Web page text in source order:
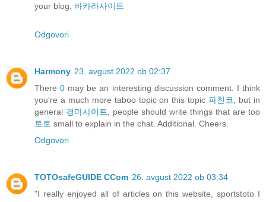
your blog. 바카라사이트
Odgovori
Harmony 23. avgust 2022 ob 02:37
There0 may be an interesting discussion comment. I think
you're a much more taboo topic on this topic파친코
, but in
general 경마사이트
, people should write things that are too
토토 small to explain in the chat. Additional. Cheers.
Odgovori
TOTOsafeGUIDE CCom 26. avgust 2022 ob 03:34
"I really enjoyed all of articles on this website, sportstoto I